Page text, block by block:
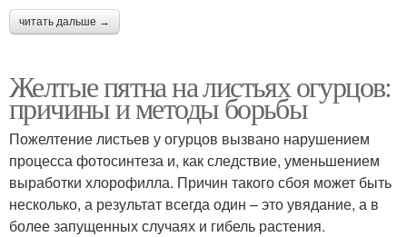
читать дальше →
Желтые пятна на листьях огурцов:
причины и методы борьбы
Пожелтение листьев у огурцов вызвано нарушением
процесса фотосинтеза и, как следствие, уменьшением
выработки хлорофилла. Причин такого сбоя может быть
несколько, а результат всегда один – это увядание, а в
более запущенных случаях и гибель растения.